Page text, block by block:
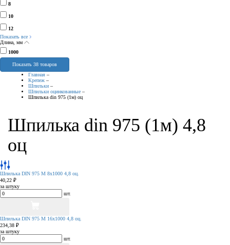
8
10
12
Показать все
Длина, мм
1000
Показать 38 товаров
Главная –
Крепеж –
Шпильки –
Шпильки оцинкованные –
Шпилька din 975 (1м) оц
Шпилька din 975 (1м) 4,8
оц
Шпилька DIN 975 М 8х1000 4,8 оц.
40,22 ₽
за штуку
шт.
Шпилька DIN 975 М 16х1000 4,8 оц.
234,38 ₽
за штуку
шт.